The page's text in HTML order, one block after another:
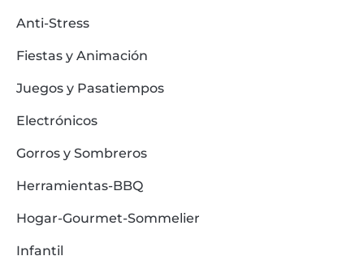
Anti-Stress
Fiestas y Animación
Juegos y Pasatiempos
Electrónicos
Gorros y Sombreros
Herramientas-BBQ
Hogar-Gourmet-Sommelier
Infantil